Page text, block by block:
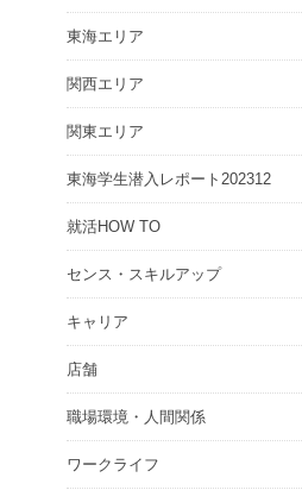
東海エリア
関西エリア
関東エリア
東海学生潜入レポート202312
就活HOW TO
センス・スキルアップ
キャリア
店舗
職場環境・人間関係
ワークライフ